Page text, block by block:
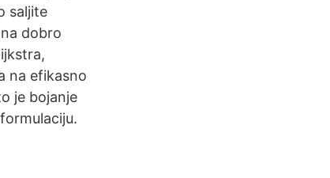
saljite
dobro
na efikasno
je bojanje